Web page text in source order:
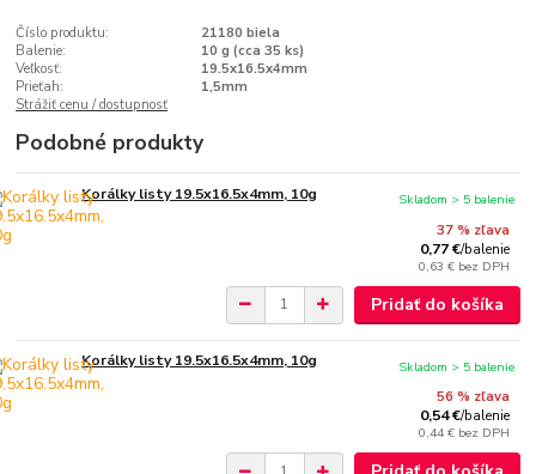
Číslo produktu:
21180 biela
Balenie:
10 g (cca 35 ks)
Veľkosť:
19.5x16.5x4mm
Prieťah:
1,5mm
Strážiť cenu / dostupnosť
Podobné produkty
Korálky listy 19.5x16.5x4mm, 10g
37 % zľava
0,77 €/balenie
0,63 € bez DPH
Skladom > 5 balenie
Pridať do košíka
Korálky listy 19.5x16.5x4mm, 10g
56 % zľava
0,54 €/balenie
0,44 € bez DPH
Skladom > 5 balenie